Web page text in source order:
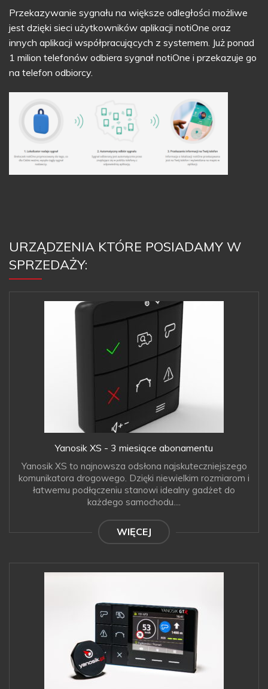
Przekazywanie sygnału na większe odległości możliwe
jest dzięki sieci użytkowników aplikacji notiOne oraz
innych aplikacji współpracujących z systemem. Już ponad
1 milion telefonów odbiera sygnał notiOne i przekazuje go
na telefon odbiorcy.
URZĄDZENIA KTÓRE POSIADAMY W
SPRZEDAŻY:
Yanosik XS - 3 miesiące abonamentu
Yanosik XS to najnowsza odsłona najskuteczniejszego
komunikatora drogowego. Dzięki niewielkim rozmiarom i
łatwemu podłączeniu stanowi idealny gadżet do
każdego samochodu....
WIĘCEJ